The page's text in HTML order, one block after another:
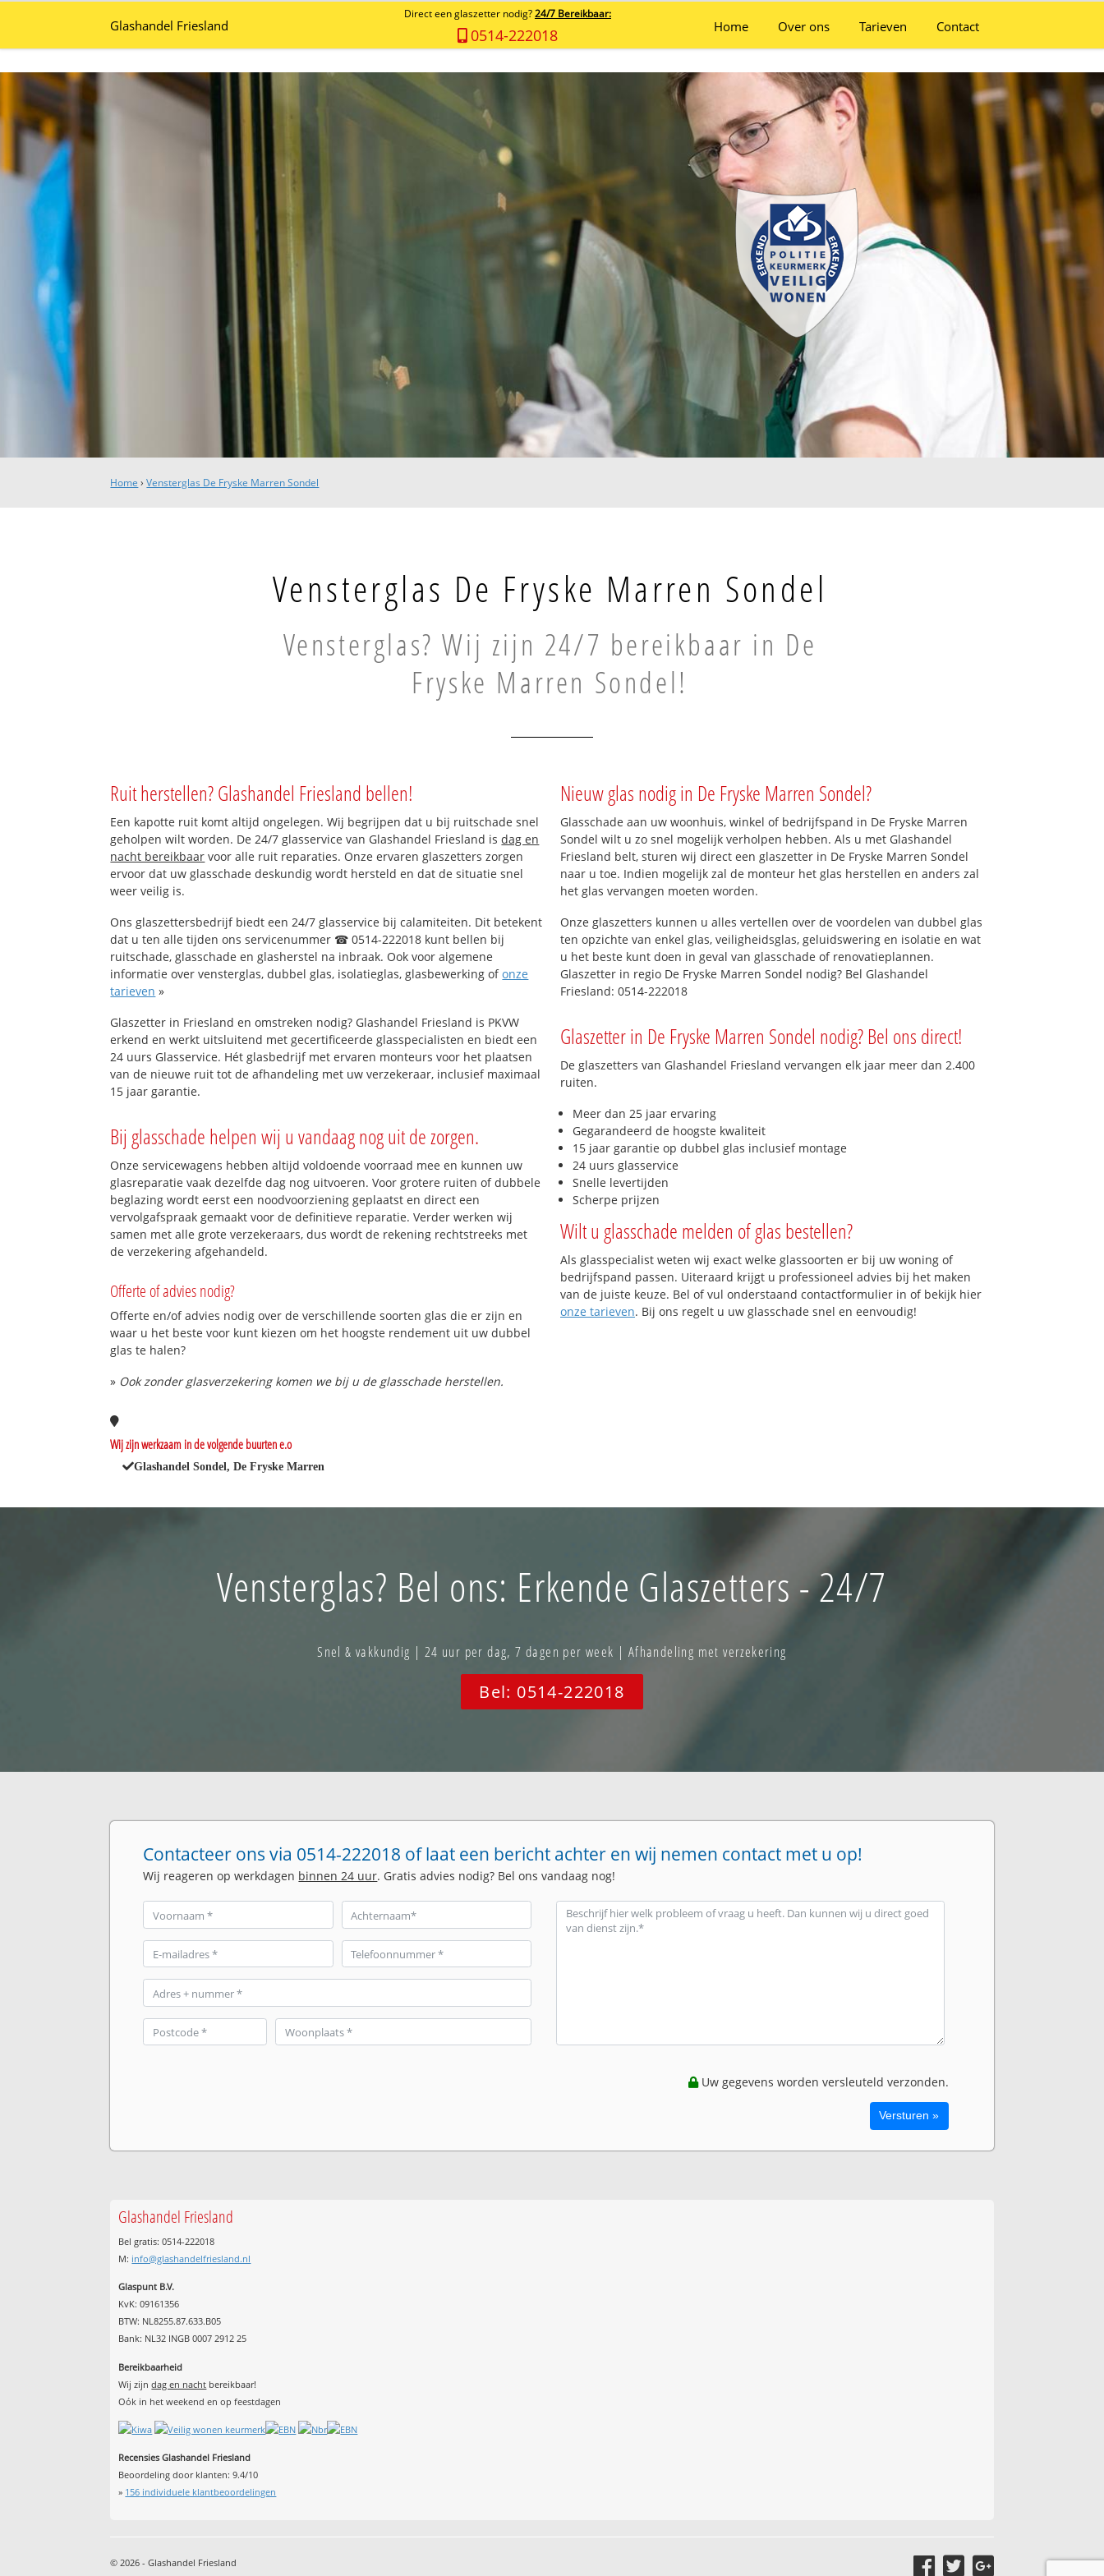
Glashandel Friesland
Direct een glaszetter nodig? 24/7 Bereikbaar:
0514-222018 Home Over ons Tarieven Contact
Home ›Vensterglas De Fryske Marren Sondel
Vensterglas De Fryske Marren Sondel
Vensterglas? Wij zijn 24/7 bereikbaar in De
Fryske Marren Sondel!
Ruit herstellen? Glashandel Friesland bellen!
Een kapotte ruit komt altijd ongelegen. Wij begrijpen dat u bij ruitschade snel
geholpen wilt worden. De 24/7 glasservice van Glashandel Friesland isdag en
nacht bereikbaar voor alle ruit reparaties. Onze ervaren glaszetters zorgen
ervoor dat uw glasschade deskundig wordt hersteld en dat de situatie snel
weer veilig is.
Ons glaszettersbedrijf biedt een 24/7 glasservice bij calamiteiten. Dit betekent
dat u ten alle tijden ons servicenummer ☎ 0514-222018 kunt bellen bij
ruitschade, glasschade en glasherstel na inbraak. Ook voor algemene
informatie over vensterglas, dubbel glas, isolatieglas, glasbewerking ofonze
tarieven »
Glaszetter in Friesland en omstreken nodig? Glashandel Friesland is PKVW
erkend en werkt uitsluitend met gecertificeerde glasspecialisten en biedt een
24 uurs Glasservice. Hét glasbedrijf met ervaren monteurs voor het plaatsen
van de nieuwe ruit tot de afhandeling met uw verzekeraar, inclusief maximaal
15 jaar garantie.
Bij glasschade helpen wij u vandaag nog uit de zorgen.
Onze servicewagens hebben altijd voldoende voorraad mee en kunnen uw
glasreparatie vaak dezelfde dag nog uitvoeren. Voor grotere ruiten of dubbele
beglazing wordt eerst een noodvoorziening geplaatst en direct een
vervolgafspraak gemaakt voor de definitieve reparatie. Verder werken wij
samen met alle grote verzekeraars, dus wordt de rekening rechtstreeks met
de verzekering afgehandeld.
Offerte of advies nodig?
Offerte en/of advies nodig over de verschillende soorten glas die er zijn en
waar u het beste voor kunt kiezen om het hoogste rendement uit uw dubbel
glas te halen?
» Ook zonder glasverzekering komen we bij u de glasschade herstellen.
Nieuw glas nodig in De Fryske Marren Sondel?
Glasschade aan uw woonhuis, winkel of bedrijfspand in De Fryske Marren
Sondel wilt u zo snel mogelijk verholpen hebben. Als u met Glashandel
Friesland belt, sturen wij direct een glaszetter in De Fryske Marren Sondel
naar u toe. Indien mogelijk zal de monteur het glas herstellen en anders zal
het glas vervangen moeten worden.
Onze glaszetters kunnen u alles vertellen over de voordelen van dubbel glas
ten opzichte van enkel glas, veiligheidsglas, geluidswering en isolatie en wat
u het beste kunt doen in geval van glasschade of renovatieplannen.
Glaszetter in regio De Fryske Marren Sondel nodig? Bel Glashandel
Friesland: 0514-222018
Glaszetter in De Fryske Marren Sondel nodig? Bel ons direct!
De glaszetters van Glashandel Friesland vervangen elk jaar meer dan 2.400
ruiten.
Meer dan 25 jaar ervaring
Gegarandeerd de hoogste kwaliteit
15 jaar garantie op dubbel glas inclusief montage
24 uurs glasservice
Snelle levertijden
Scherpe prijzen
Wilt u glasschade melden of glas bestellen?
Als glasspecialist weten wij exact welke glassoorten er bij uw woning of
bedrijfspand passen. Uiteraard krijgt u professioneel advies bij het maken
van de juiste keuze. Bel of vul onderstaand contactformulier in of bekijk hier
onze tarieven. Bij ons regelt u uw glasschade snel en eenvoudig!
Wij zijn werkzaam in de volgende buurten e.o
Glashandel Sondel, De Fryske Marren
Vensterglas? Bel ons: Erkende Glaszetters - 24/7
Snel & vakkundig | 24 uur per dag, 7 dagen per week | Afhandeling met verzekering
Bel: 0514-222018
Contacteer ons via 0514-222018 of laat een bericht achter en wij nemen contact met u op!
Wij reageren op werkdagen binnen 24 uur. Gratis advies nodig? Bel ons vandaag nog!
Uw gegevens worden versleuteld verzonden.
Glashandel Friesland
Bel gratis: 0514-222018
M: info@glashandelfriesland.nl
Glaspunt B.V.
KvK: 09161356
BTW: NL8255.87.633.B05
Bank: NL32 INGB 0007 2912 25
Bereikbaarheid
Wij zijndag en nacht bereikbaar!
Oók in het weekend en op feestdagen
Recensies Glashandel Friesland
Beoordeling door klanten:9.4/10
» 156 individuele klantbeoordelingen
© 2026 - Glashandel Friesland